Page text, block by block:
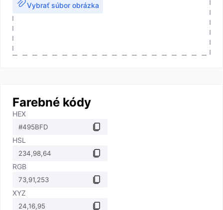
Vybrať súbor obrázka
Farebné kódy
HEX
HSL
RGB
XYZ